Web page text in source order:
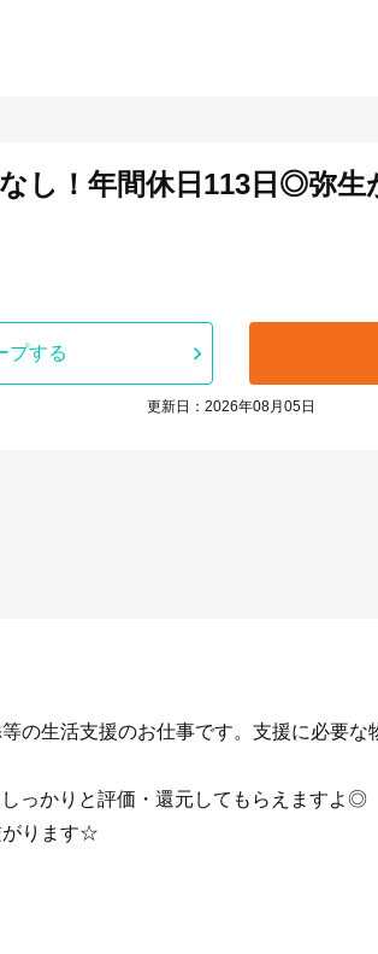
し！年間休日113日◎弥生
プする
更新日：2026年08月05日
の生活支援のお仕事です。支援に必要
っかりと評価・還元してもらえますよ◎
がります☆